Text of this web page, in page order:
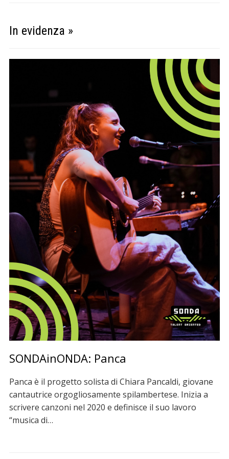
In evidenza »
SONDAinONDA: Panca
Panca è il progetto solista di Chiara Pancaldi, giovane
cantautrice orgogliosamente spilambertese. Inizia a
scrivere canzoni nel 2020 e definisce il suo lavoro
“musica di…